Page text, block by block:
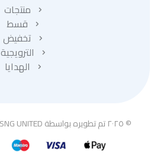
منتجات
قسط
تخفيض
الترويجية
الهدايا
© ٢٠٢٥ تم تطويره بواسطة SNG UNITED. جميع الحقوق محفوظة